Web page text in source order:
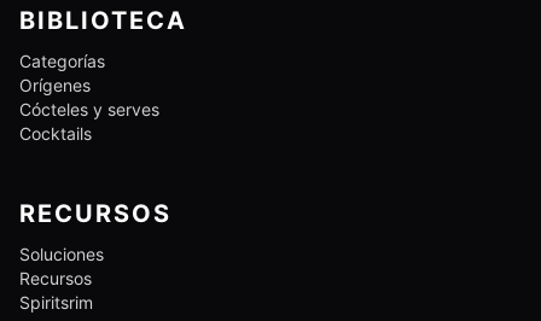
BIBLIOTECA
Categorías
Orígenes
Cócteles y serves
Cocktails
RECURSOS
Soluciones
Recursos
Spiritsrim